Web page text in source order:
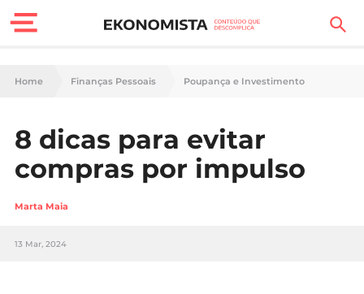
Finanças Pessoais
Carreira
Casa
Home Finanças Pessoais Poupança e Investimento
8 dicas para evitar
compras por impulso
Marta Maia
13 Mar, 2024